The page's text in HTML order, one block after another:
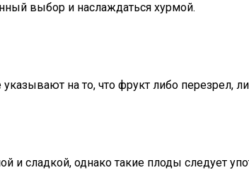
выбор и наслаждаться хурмой.
на то, что фрукт либо перезрел,
и сладкой, однако такие плоды следует